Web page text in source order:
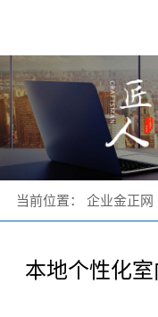
当前位置： 企业金正网
本地个性化